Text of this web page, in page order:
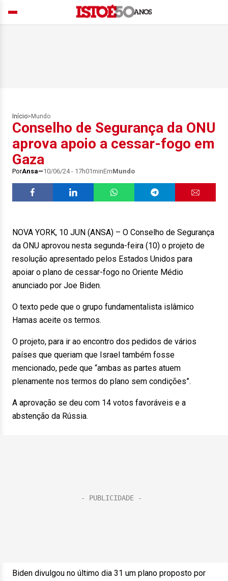
Início> Mundo
Conselho de Segurança da ONU
aprova apoio a cessar-fogo em
Gaza
PorAnsa 10/06/24 - 17h01minEmMundo
NOVA YORK, 10 JUN (ANSA) – O Conselho de Segurança
da ONU aprovou nesta segunda-feira (10) o projeto de
resolução apresentado pelos Estados Unidos para
apoiar o plano de cessar-fogo no Oriente Médio
anunciado por Joe Biden.
O texto pede que o grupo fundamentalista islâmico
Hamas aceite os termos.
O projeto, para ir ao encontro dos pedidos de vários
países que queriam que Israel também fosse
mencionado, pede que “ambas as partes atuem
plenamente nos termos do plano sem condições”.
A aprovação se deu com 14 votos favoráveis e a
abstenção da Rússia.
Biden divulgou no último dia 31 um plano proposto por